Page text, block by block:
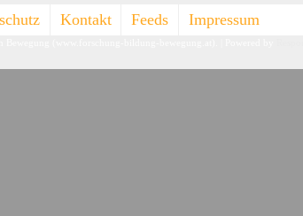
Kontakt Feeds Impressum